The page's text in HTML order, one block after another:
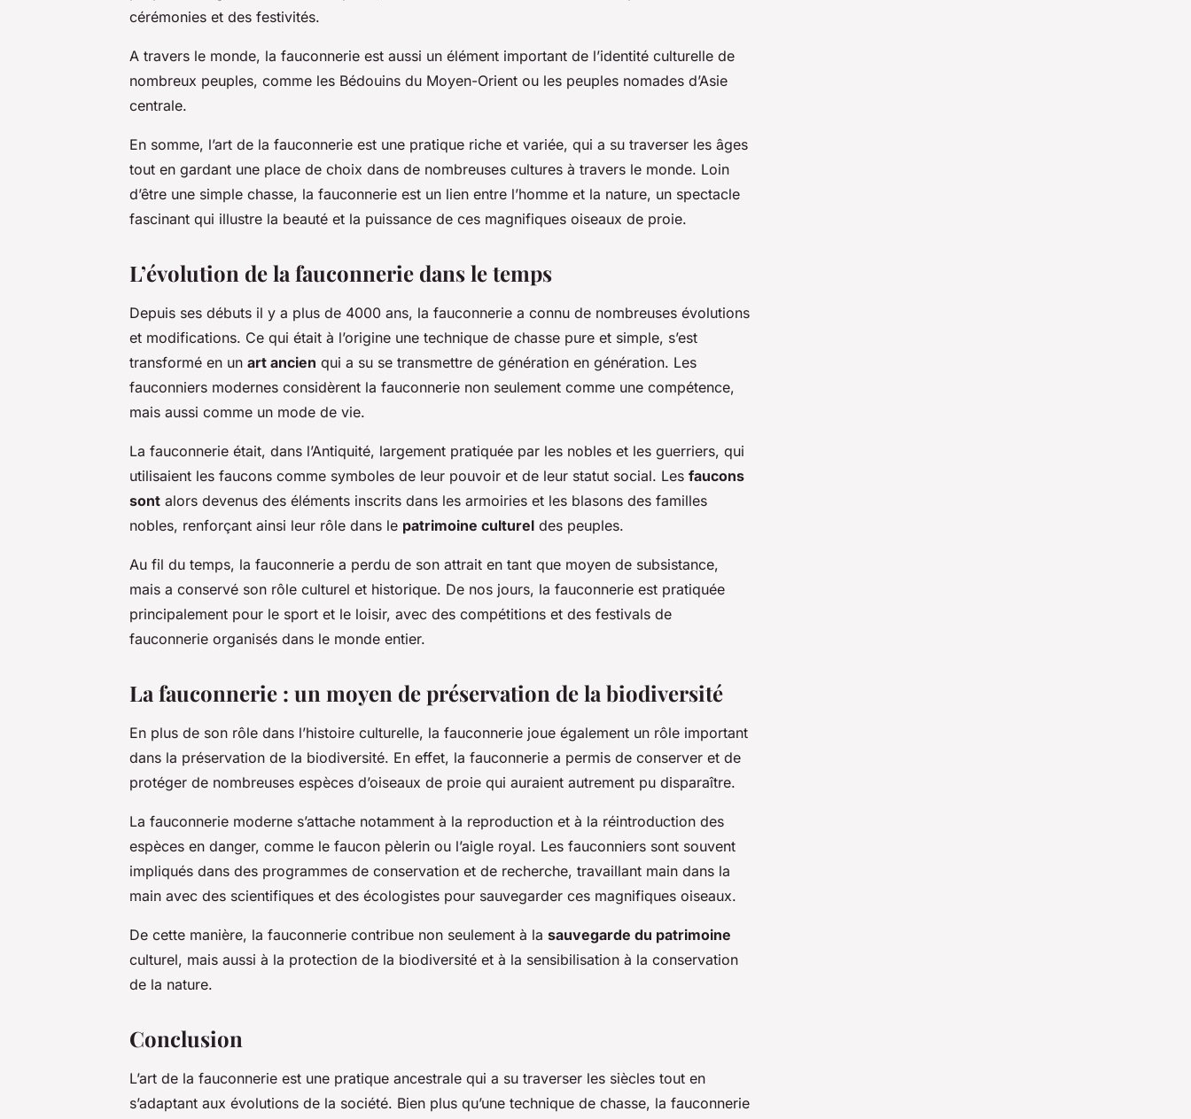
cérémonies et des festivités.
A travers le monde, la fauconnerie est aussi un élément important de l’identité culturelle de
nombreux peuples, comme les Bédouins du Moyen-Orient ou les peuples nomades d’Asie
centrale.
En somme, l’art de la fauconnerie est une pratique riche et variée, qui a su traverser les âges
tout en gardant une place de choix dans de nombreuses cultures à travers le monde. Loin
d’être une simple chasse, la fauconnerie est un lien entre l’homme et la nature, un spectacle
fascinant qui illustre la beauté et la puissance de ces magnifiques oiseaux de proie.
L’évolution de la fauconnerie dans le temps
Depuis ses débuts il y a plus de 4000 ans, la fauconnerie a connu de nombreuses évolutions
et modifications. Ce qui était à l’origine une technique de chasse pure et simple, s’est
transformé en un art ancien qui a su se transmettre de génération en génération. Les
fauconniers modernes considèrent la fauconnerie non seulement comme une compétence,
mais aussi comme un mode de vie.
La fauconnerie était, dans l’Antiquité, largement pratiquée par les nobles et les guerriers, qui
utilisaient les faucons comme symboles de leur pouvoir et de leur statut social. Les faucons
sont alors devenus des éléments inscrits dans les armoiries et les blasons des familles
nobles, renforçant ainsi leur rôle dans le patrimoine culturel des peuples.
Au fil du temps, la fauconnerie a perdu de son attrait en tant que moyen de subsistance,
mais a conservé son rôle culturel et historique. De nos jours, la fauconnerie est pratiquée
principalement pour le sport et le loisir, avec des compétitions et des festivals de
fauconnerie organisés dans le monde entier.
La fauconnerie : un moyen de préservation de la biodiversité
En plus de son rôle dans l’histoire culturelle, la fauconnerie joue également un rôle important
dans la préservation de la biodiversité. En effet, la fauconnerie a permis de conserver et de
protéger de nombreuses espèces d’oiseaux de proie qui auraient autrement pu disparaître.
La fauconnerie moderne s’attache notamment à la reproduction et à la réintroduction des
espèces en danger, comme le faucon pèlerin ou l’aigle royal. Les fauconniers sont souvent
impliqués dans des programmes de conservation et de recherche, travaillant main dans la
main avec des scientifiques et des écologistes pour sauvegarder ces magnifiques oiseaux.
De cette manière, la fauconnerie contribue non seulement à la sauvegarde du patrimoine
culturel, mais aussi à la protection de la biodiversité et à la sensibilisation à la conservation
de la nature.
Conclusion
L’art de la fauconnerie est une pratique ancestrale qui a su traverser les siècles tout en
s’adaptant aux évolutions de la société. Bien plus qu’une technique de chasse, la fauconnerie